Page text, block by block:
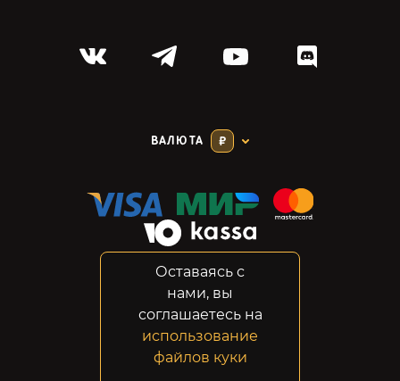
ВАЛЮТА ₽
Конфиденциальность
Возвраты
Правовая информация
Оставаясь с
нами, вы
соглашаетесь на
использование
файлов куки